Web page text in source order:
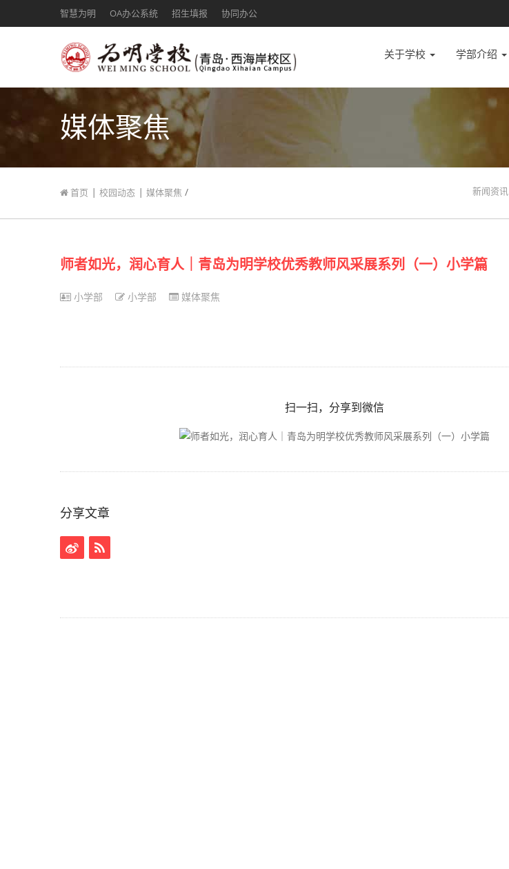
智慧为明 OA办公系统 招生填报 协同办公
关于学校 学部介绍
媒体聚焦
首页 | 校园动态 | 媒体聚焦 / 新闻资讯
师者如光，润心育人｜青岛为明学校优秀教师风采展系列（一）小学篇
小学部 小学部 媒体聚焦
扫一扫，分享到微信
分享文章